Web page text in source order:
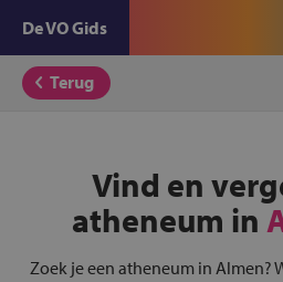
De VO Gids
Terug
Vind en
atheneum in
Zoek je een atheneum in Almen?